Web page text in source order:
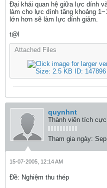
Đại khái quan hệ giữa lực dính
làm cho lực dính tăng khoảng
lớn hơn sẽ làm lực dính giảm.
t@l
Attached Files
quynhnt
Thành viên tích cực
Tham gia ngày:
15-07-2005, 12:14 AM
Ðề: Nghiệm thu thép